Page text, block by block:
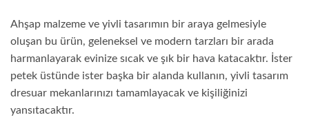
Ahşap malzeme ve yivli tasarımın bir araya gelmesiyle
oluşan bu ürün, geleneksel ve modern tarzları bir arada
harmanlayarak evinize sıcak ve şık bir hava katacaktır. İster
petek üstünde ister başka bir alanda kullanın, yivli tasarım
dresuar mekanlarınızı tamamlayacak ve kişiliğinizi
yansıtacaktır.